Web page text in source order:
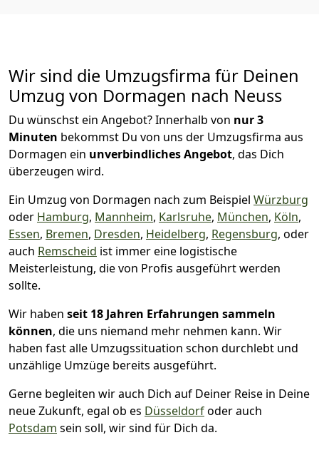
Wir sind die Umzugsfirma für Deinen
Umzug von Dormagen nach Neuss
Du wünschst ein Angebot? Innerhalb von nur 3
Minuten bekommst Du von uns der Umzugsfirma aus
Dormagen ein unverbindliches Angebot, das Dich
überzeugen wird.
Ein Umzug von Dormagen nach zum Beispiel Würzburg
oder Hamburg, Mannheim, Karlsruhe, München, Köln,
Essen, Bremen, Dresden, Heidelberg, Regensburg, oder
auch Remscheid ist immer eine logistische
Meisterleistung, die von Profis ausgeführt werden
sollte.
Wir haben seit 18 Jahren Erfahrungen sammeln
können, die uns niemand mehr nehmen kann. Wir
haben fast alle Umzugssituation schon durchlebt und
unzählige Umzüge bereits ausgeführt.
Gerne begleiten wir auch Dich auf Deiner Reise in Deine
neue Zukunft, egal ob es Düsseldorfoder auch
Potsdam sein soll, wir sind für Dich da.